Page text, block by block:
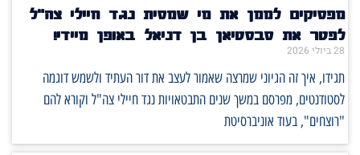
מפסיקים לממן את מי שמסית נגד חיילי צה"ל
לפטר את סבסטיאן בן דניאל באופן מיידי!
28 ביולי 2026
תגידו, איך זה הגיוני שמרצה שאמור לעצב את דור העתיד ולשמש דוגמה
לסטודנטים, מפרסם במשך שנים התבטאויות נגד חיילי צה"ל וקורא להם
"רוצחים", בעוד אוניברסיטת